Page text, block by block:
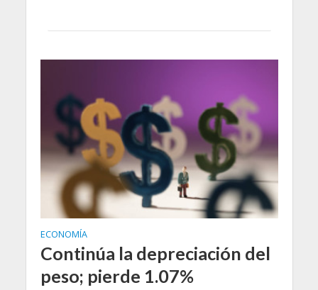
ECONOMÍA
Continúa la depreciación del
peso; pierde 1.07%